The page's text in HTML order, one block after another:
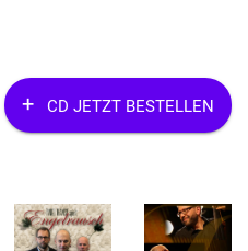
CD JETZT BESTELLEN